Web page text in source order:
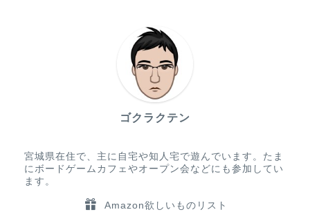
ゴクラクテン
宮城県在住で、主に自宅や知人宅で遊んでいます。たま
にボードゲームカフェやオープン会などにも参加してい
ます。
Amazon欲しいものリスト